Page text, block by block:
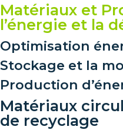
Matériaux et
l’énergie et la
Optimisation
Stockage et la
Production
Matériaux
de recyclage